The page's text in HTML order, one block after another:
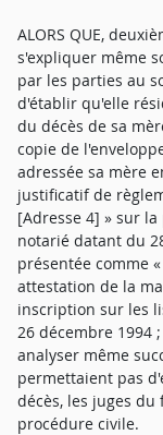
ALORS QUE,
s'expliquer même
par les parties au
d'établir qu'elle
du décès de sa
copie de
adressée sa mère
justificatif de
[Adresse 4] » sur
notarié datant du
présentée comme
attestation de la
inscription sur les
26 décembre 1994
analyser même
permettaient pas
décès, les juges
procédure civile.